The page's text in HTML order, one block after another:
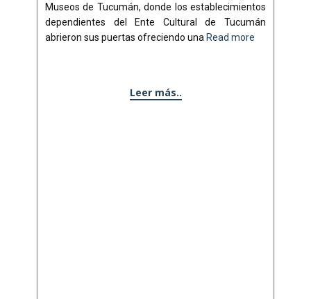
Museos de Tucumán, donde los establecimientos
dependientes del Ente Cultural de Tucumán
abrieron sus puertas ofreciendo una Read more
Leer más..